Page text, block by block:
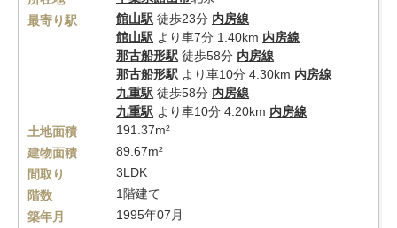
最寄り駅
館山駅 徒歩23分 内房線
館山駅 より車7分 1.40km 内房線
那古船形駅 徒歩58分 内房線
那古船形駅 より車10分 4.30km 内房線
九重駅 徒歩58分 内房線
九重駅 より車10分 4.20km 内房線
土地面積
191.37m²
建物面積
89.67m²
間取り
3LDK
階数
1階建て
築年月
1995年07月